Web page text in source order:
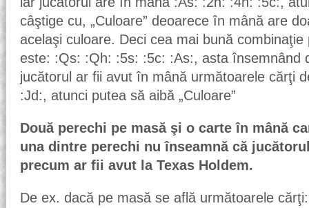
câştige cu, „Culoare” deoarece în mână are
acelaşi culoare. Deci cea mai bună
este: :Qs: :Qh: :5s: :5c: :As:, asta însemnând
jucătorul ar fii avut în mână următoarele cărţi
:Jd:, atunci putea să aibă „Culoare”
Două perechi pe masă şi o carte în mână
una dintre perechi nu înseamnă că
precum ar fii avut la Texas Holdem.
De ex. dacă pe masă se află următoarele